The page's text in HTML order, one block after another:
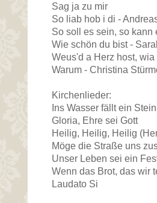
Sag ja zu mir
So liab hob i di -
So soll es sein, so
Wie schön du bist -
Weus'd a Herz host,
Warum - Christina
Kirchenlieder:
Ins Wasser fällt ein Stein
Gloria, Ehre sei Gott
Heilig, Heilig, Heilig
Möge die Straße uns
Unser Leben sei ein
Wenn das Brot, das wir
Laudato Si